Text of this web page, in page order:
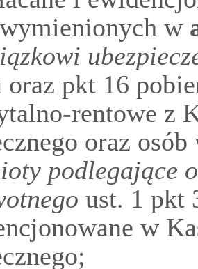
w
oraz pkt 16
rentowe z
oraz
podlegające
ust. 1 pkt
w